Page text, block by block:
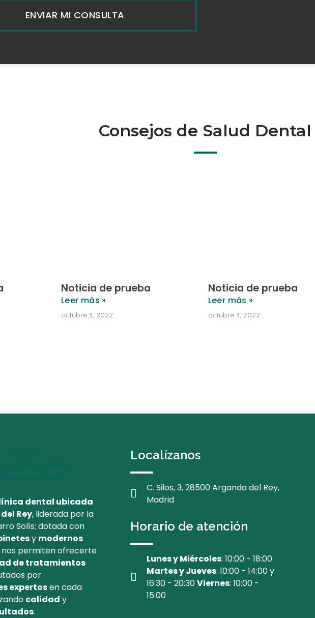
ENVIAR MI CONSULTA
Consejos de Salud Dental
Noticia de prueba
Leer más »
octubre 3, 2022
Noticia de prueba
Leer más »
octubre 3, 2022
dental ubicada
Rey, liderada por la
Solís; dotada con
y modernos
nos permiten ofrecerte
de tratamientos
por
expertosen cada
calidad y
.
Localízanos
C. Silos, 3, 28500 Arganda del Rey,
Madrid
Horario de atención
Lunes y Miércoles: 10:00 - 18:00
Martes y Jueves: 10:00 - 14:00 y
16:30 - 20:30Viernes: 10:00 -
15:00